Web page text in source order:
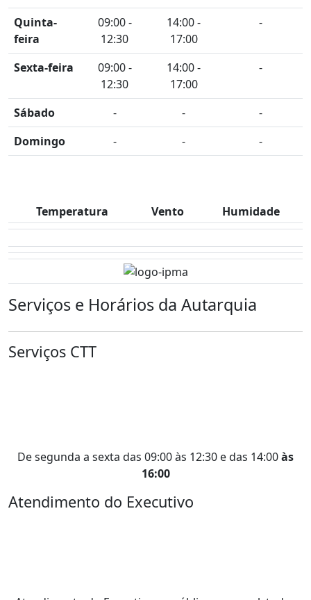
Quinta-
feira
09:00 -
12:30
14:00 -
17:00
-
Sexta-feira
09:00 -
12:30
14:00 -
17:00
-
Sábado - -
-
Domingo
- - -
Temperatura Vento Humidade
Serviços e Horários da Autarquia
Serviços CTT
De segunda a sexta das 09:00 às 12:30 e das 14:00às
16:00
Atendimento do Executivo